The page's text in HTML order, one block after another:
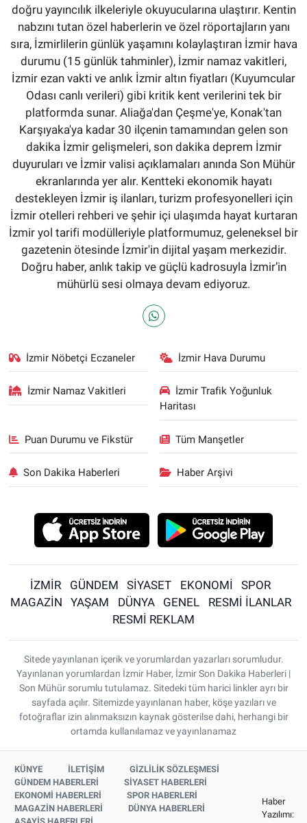
doğru yayıncılık ilkeleriyle okuyucularına ulaştırır. Kentin
nabzını tutan özel haberlerin ve özel röportajların yanı
sıra, İzmirlilerin günlük yaşamını kolaylaştıran İzmir hava
durumu (15 günlük tahminler), İzmir namaz vakitleri,
İzmir ezan vakti ve anlık İzmir altın fiyatları (Kuyumcular
Odası canlı verileri) gibi kritik kent verilerini tek bir
platformda sunar. Aliağa'dan Çeşme'ye, Konak'tan
Karşıyaka'ya kadar 30 ilçenin tamamından gelen son
dakika İzmir gelişmeleri, son dakika deprem İzmir
duyuruları ve İzmir valisi açıklamaları anında Son Mühür
ekranlarında yer alır. Kentteki ekonomik hayatı
destekleyen İzmir iş ilanları, turizm profesyonelleri için
İzmir otelleri rehberi ve şehir içi ulaşımda hayat kurtaran
İzmir yol tarifi modülleriyle platformumuz, geleneksel bir
gazetenin ötesinde İzmir'in dijital yaşam merkezidir.
Doğru haber, anlık takip ve güçlü kadrosuyla İzmir’in
mühürlü sesi olmaya devam ediyoruz.
İzmir Nöbetçi Eczaneler İzmir Hava Durumu
İzmir Namaz Vakitleri
İzmir Trafik Yoğunluk
Haritası
Puan Durumu ve Fikstür Tüm Manşetler
Son Dakika Haberleri Haber Arşivi
İZMİR GÜNDEM SİYASET EKONOMİ
SPOR
MAGAZİN
YAŞAM DÜNYA GENEL
RESMİ İLANLAR
RESMİ REKLAM
Sitede yayınlanan içerik ve yorumlardan yazarları sorumludur.
Yayınlanan yorumlardan İzmir Haber, İzmir Son Dakika Haberleri |
Son Mühür sorumlu tutulamaz. Sitedeki tüm harici linkler ayrı bir
sayfada açılır. Sitemizde yayınlanan haber, köşe yazıları ve
fotoğraflar izin alınmaksızın kaynak gösterilse dahi, herhangi bir
ortamda kullanılamaz ve yayınlanamaz
KÜNYE İLETİŞİM
GİZLİLİK SÖZLEŞMESİ
GÜNDEM HABERLERİ
SİYASET HABERLERİ
EKONOMİ HABERLERİ
SPOR HABERLERİ
MAGAZİN HABERLERİ
DÜNYA HABERLERİ
Haber
Yazılımı: